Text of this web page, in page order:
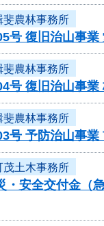
斐農林事務所
号 復旧治山事
斐農林事務所
号 復旧治山事
斐農林事務所
号 予防治山事
茂土木事務所
・安全交付金（